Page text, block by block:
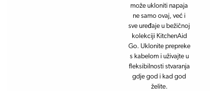
može ukloniti napaja
ne samo ovaj, već i
sve uređaje u bežičnoj
kolekciji KitchenAid
Go. Uklonite prepreke
s kabelom i uživajte u
fleksibilnosti stvaranja
gdje god i kad god
želite.